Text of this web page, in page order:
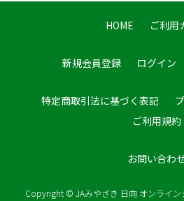
HOME ご利用
新規会員登録 ログイン
特定商取引法に基づく表記
ご利用規約
お問い合わ
Copyright © JAみやざき 日向 オンライン